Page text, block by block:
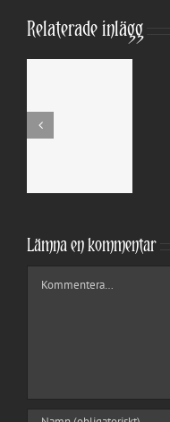
Relaterade inlägg
Lämna en kommentar